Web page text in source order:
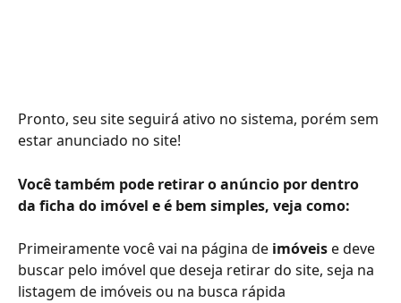
Pronto, seu site seguirá ativo no sistema, porém sem
estar anunciado no site!
Você também pode retirar o anúncio por dentro
da ficha do imóvel e é bem simples, veja como:
Primeiramente você vai na página de imóveis e deve
buscar pelo imóvel que deseja retirar do site, seja na
listagem de imóveis ou na busca rápida